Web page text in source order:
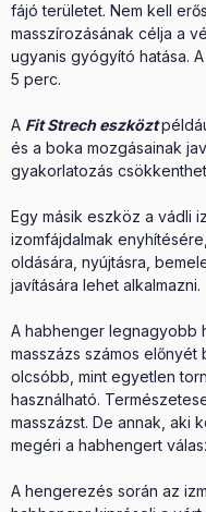
fájó területet. Nem kell
masszírozásának célja a
ugyanis gyógyító hatása.
5 perc.
A Fit Strech eszközt
és a boka mozgásainak
gyakorlatozás
Egy másik eszköz a vádli
izomfájdalmak
oldására, nyújtásra,
javítására lehet alkalmazni.
A habhenger legnagyobb
masszázs számos
olcsóbb, mint egyetlen
használható.
masszázst. De annak, aki
megéri a habhengert
A hengerezés során az